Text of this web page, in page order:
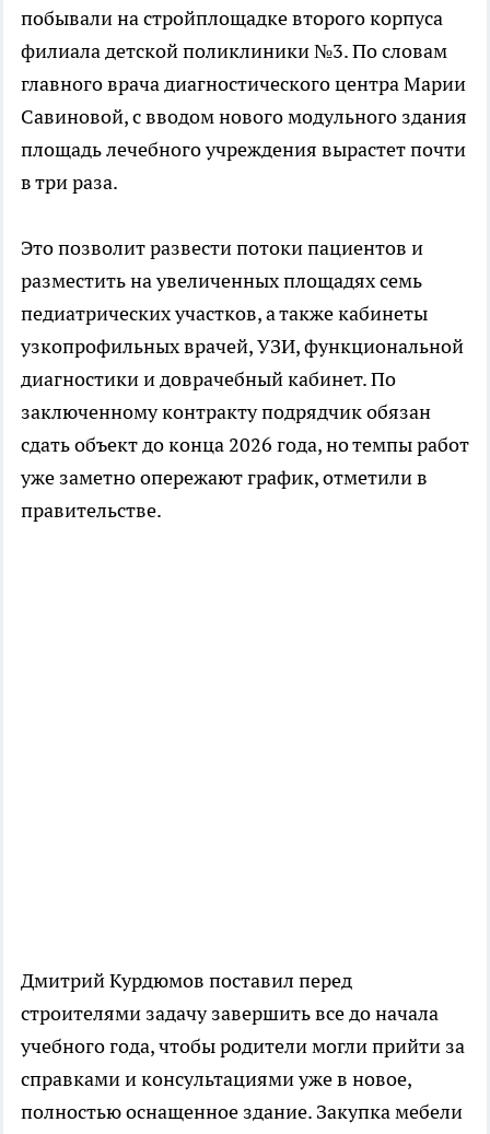
побывали на стройплощадке второго корпуса
филиала детской поликлиники №3. По словам
главного врача диагностического центра Марии
Савиновой, с вводом нового модульного здания
площадь лечебного учреждения вырастет почти
в три раза.
Это позволит развести потоки пациентов и
разместить на увеличенных площадях семь
педиатрических участков, а также кабинеты
узкопрофильных врачей, УЗИ, функциональной
диагностики и доврачебный кабинет. По
заключенному контракту подрядчик обязан
сдать объект до конца 2026 года, но темпы работ
уже заметно опережают график, отметили в
правительстве.
Дмитрий Курдюмов поставил перед
строителями задачу завершить все до начала
учебного года, чтобы родители могли прийти за
справками и консультациями уже в новое,
полностью оснащенное здание. Закупка мебели